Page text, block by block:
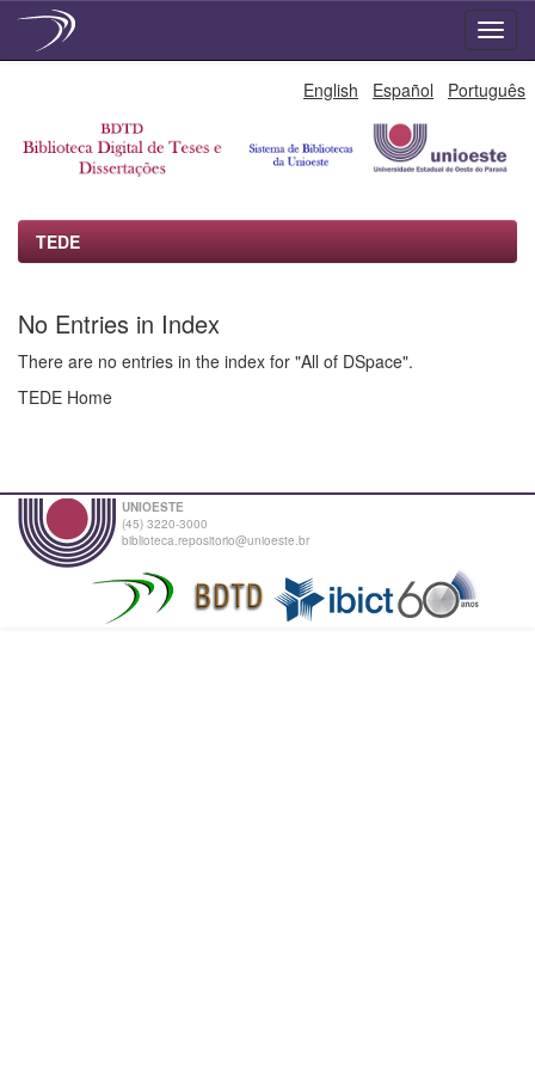
English Español Português
TEDE
No Entries in Index
There are no entries in the index for "All of DSpace".
TEDE Home
UNIOESTE
(45) 3220-3000
biblioteca.repositorio@unioeste.br